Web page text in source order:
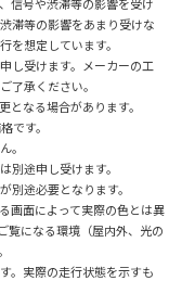
滞等の影響をあまり受けな
を想定しています。
し受けます。メーカーの工
了承ください。
なる場合があります。
です。
。
途申し受けます。
途必要となります。
画面によって実際の色とは異
覧になる環境（屋内外、光の
。実際の走行状態を示すも